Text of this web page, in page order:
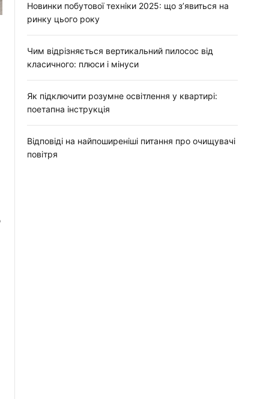
Новинки побутової техніки 2025: що з’явиться на
ринку цього року
Чим відрізняється вертикальний пилосос від
класичного: плюси і мінуси
Як підключити розумне освітлення у квартирі:
поетапна інструкція
Відповіді на найпоширеніші питання про очищувачі
повітря